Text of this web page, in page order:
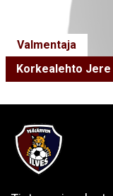
Valmentaja
Korkealehto Jere